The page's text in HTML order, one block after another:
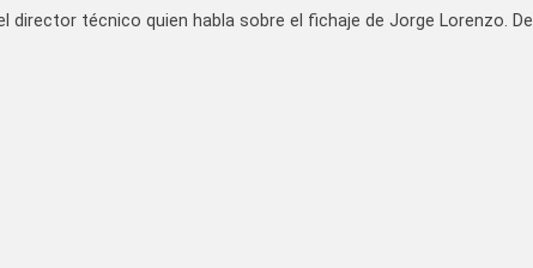
director técnico quien habla sobre el fichaje de Jorge Lorenzo. De